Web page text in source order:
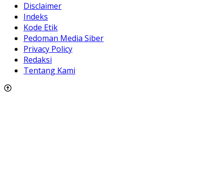
Disclaimer
Indeks
Kode Etik
Pedoman Media Siber
Privacy Policy
Redaksi
Tentang Kami